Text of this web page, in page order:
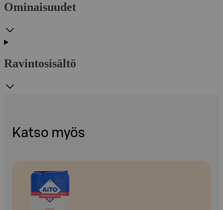
Ominaisuudet
Ravintosisältö
Katso myös